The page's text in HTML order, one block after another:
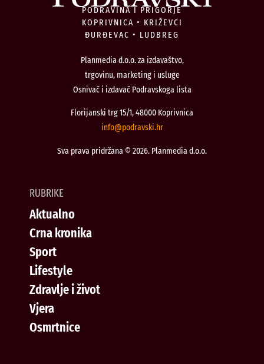
PODRAVINA I PRIGORJE
KOPRIVNICA • KRIŽEVCI
ĐURĐEVAC • LUDBREG
Planmedia d.o.o. za izdavaštvo,
trgovinu, marketing i usluge
Osnivač i izdavač Podravskoga lista
Florijanski trg 15/1, 48000 Koprivnica
rh.iksvardop
@ofni
Sva prava pridržana © 2026. Planmedia d.o.o.
RUBRIKE
Aktualno
Crna kronika
Sport
Lifestyle
Zdravlje i život
Vjera
Osmrtnice